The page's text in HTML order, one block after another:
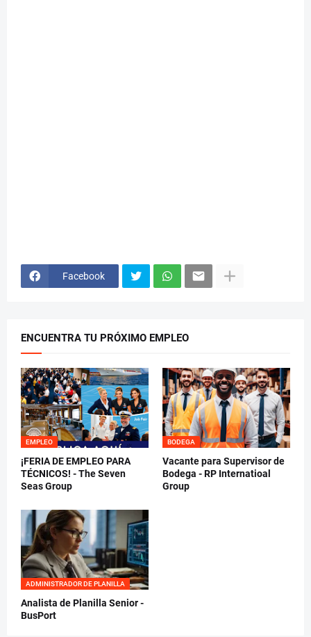
Facebook
ENCUENTRA TU PRÓXIMO EMPLEO
EMPLEO
¡FERIA DE EMPLEO PARA
TÉCNICOS! - The Seven
Seas Group
BODEGA
Vacante para Supervisor de
Bodega - RP Internatioal
Group
ADMINISTRADOR DE PLANILLA
Analista de Planilla Senior -
BusPort